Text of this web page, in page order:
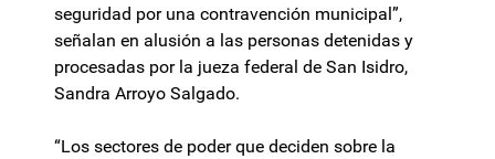
seguridad por una contravención municipal”,
señalan en alusión a las personas detenidas y
procesadas por la jueza federal de San Isidro,
Sandra Arroyo Salgado.
“Los sectores de poder que deciden sobre la